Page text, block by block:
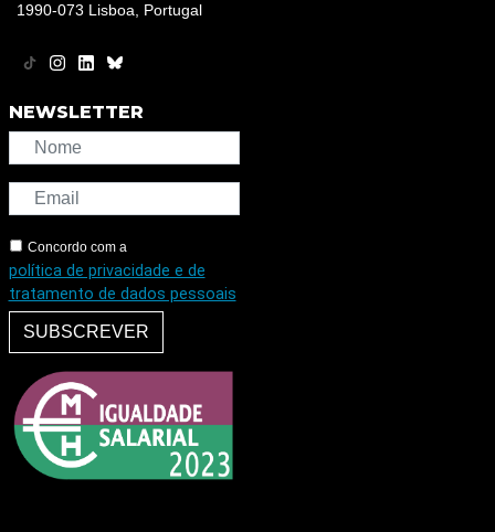
1990-073 Lisboa, Portugal
NEWSLETTER
Concordo com a
política de privacidade e de
tratamento de dados pessoais
SUBSCREVER